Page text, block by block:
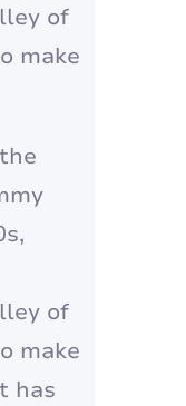
of
make
of
make
has